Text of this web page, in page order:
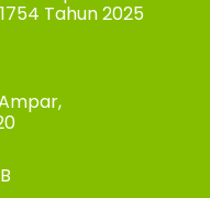
Tahun 2025